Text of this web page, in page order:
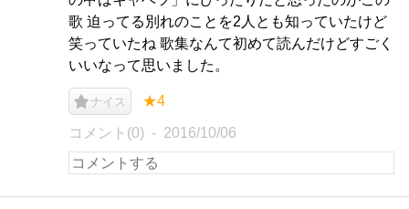
歌 迫ってる別れのことを2人とも知っていたけど
笑っていたね 歌集なんて初めて読んだけどすごく
いいなって思いました。
ナイス ★4
コメント(0) 2016/10/06